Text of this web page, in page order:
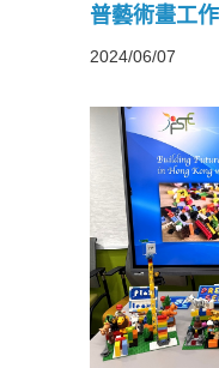
普藝術畫工
2024/06/07